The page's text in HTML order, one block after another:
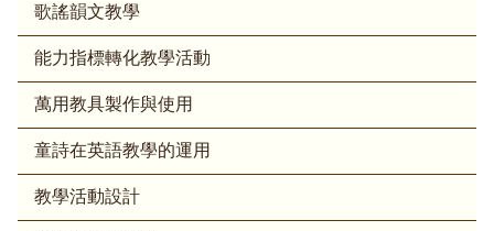
歌謠韻文教學
能力指標轉化教學活動
萬用教具製作與使用
童詩在英語教學的運用
教學活動設計